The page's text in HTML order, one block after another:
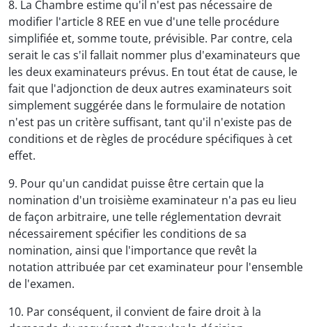
8. La Chambre estime qu'il n'est pas nécessaire de
modifier l'article 8 REE en vue d'une telle procédure
simplifiée et, somme toute, prévisible. Par contre, cela
serait le cas s'il fallait nommer plus d'examinateurs que
les deux examinateurs prévus. En tout état de cause, le
fait que l'adjonction de deux autres examinateurs soit
simplement suggérée dans le formulaire de notation
n'est pas un critère suffisant, tant qu'il n'existe pas de
conditions et de règles de procédure spécifiques à cet
effet.
9. Pour qu'un candidat puisse être certain que la
nomination d'un troisième examinateur n'a pas eu lieu
de façon arbitraire, une telle réglementation devrait
nécessairement spécifier les conditions de sa
nomination, ainsi que l'importance que revêt la
notation attribuée par cet examinateur pour l'ensemble
de l'examen.
10. Par conséquent, il convient de faire droit à la